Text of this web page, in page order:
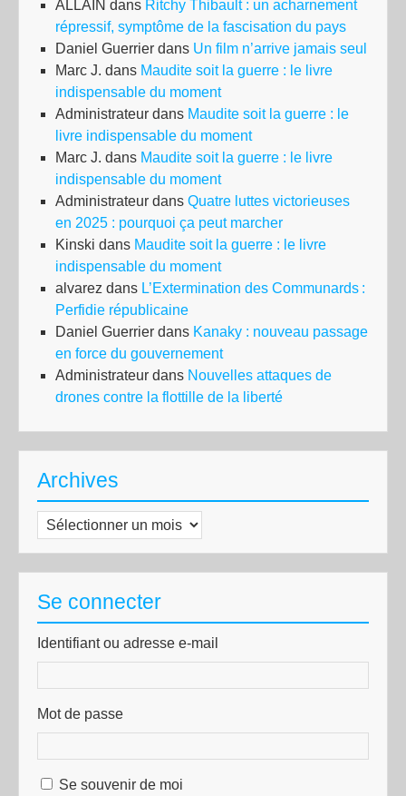
ALLAIN dans Ritchy Thibault : un acharnement
répressif, symptôme de la fascisation du pays
Daniel Guerrier dans Un film n’arrive jamais seul
Marc J. dans Maudite soit la guerre : le livre
indispensable du moment
Administrateur dans Maudite soit la guerre : le
livre indispensable du moment
Marc J. dans Maudite soit la guerre : le livre
indispensable du moment
Administrateur dans Quatre luttes victorieuses
en 2025 : pourquoi ça peut marcher
Kinski dans Maudite soit la guerre : le livre
indispensable du moment
alvarez dans L’Extermination des Communards :
Perfidie républicaine
Daniel Guerrier dans Kanaky : nouveau passage
en force du gouvernement
Administrateur dans Nouvelles attaques de
drones contre la flottille de la liberté
Archives
Archives
Se connecter
Identifiant ou adresse e-mail
Mot de passe
Se souvenir de moi